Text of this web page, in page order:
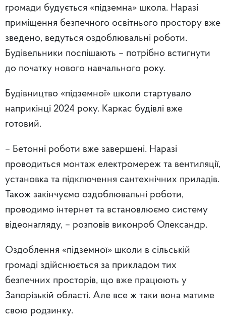
громади будується «підземна» школа. Наразі
приміщення безпечного освітнього простору вже
зведено, ведуться оздоблювальні роботи.
Будівельники поспішають – потрібно встигнути
до початку нового навчального року.
Будівництво «підземної» школи стартувало
наприкінці 2024 року. Каркас будівлі вже
готовий.
– Бетонні роботи вже завершені. Наразі
проводиться монтаж електромереж та вентиляції,
установка та підключення сантехнічних приладів.
Також закінчуємо оздоблювальні роботи,
проводимо інтернет та встановлюємо систему
відеонагляду, – розповів виконроб Олександр.
Оздоблення «підземної» школи в сільській
громаді здійснюється за прикладом тих
безпечних просторів, що вже працюють у
Запорізькій області. Але все ж таки вона матиме
свою родзинку.